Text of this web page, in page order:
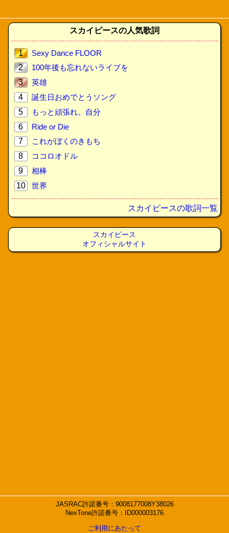
スカイピースの人気歌詞
1
Sexy Dance FLOOR
2
100年後も忘れないライブを
3
英雄
4
誕生日おめでとうソング
5
もっと頑張れ。自分
6
Ride or Die
7
これがぼくのきもち
8
ココロオドル
9
相棒
10
世界
スカイピースの歌詞一覧
スカイピース
オフィシャルサイト
JASRAC許諾番号：9008177008Y38026
NexTone許諾番号：ID000003176
ご利用にあたって